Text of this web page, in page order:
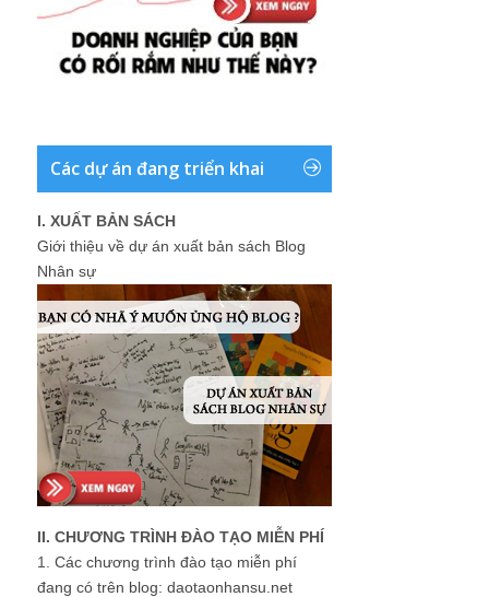
Các dự án đang triển khai
I. XUẤT BẢN SÁCH
Giới thiệu về dự án xuất bản sách Blog
Nhân sự
II. CHƯƠNG TRÌNH ĐÀO TẠO MIỄN PHÍ
1. Các chương trình đào tạo miễn phí
đang có trên blog: daotaonhansu.net